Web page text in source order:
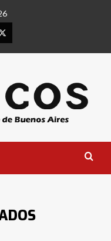
Twitter